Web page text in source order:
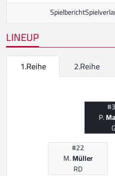
Spielbericht
LINEUP
1.Reihe 2.Reihe
P.
G
#22
M.Müller
RD